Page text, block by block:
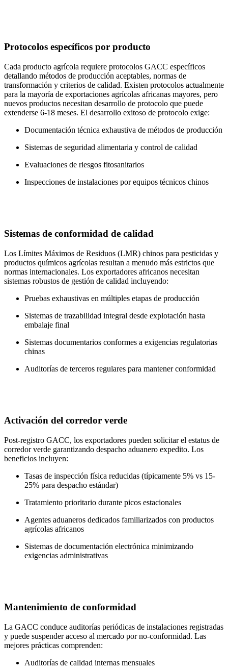
Protocolos específicos por producto
Cada producto agrícola requiere protocolos GACC específicos
detallando métodos de producción aceptables, normas de
transformación y criterios de calidad. Existen protocolos actualmente
para la mayoría de exportaciones agrícolas africanas mayores, pero
nuevos productos necesitan desarrollo de protocolo que puede
extenderse 6-18 meses. El desarrollo exitoso de protocolo exige:
Documentación técnica exhaustiva de métodos de producción
Sistemas de seguridad alimentaria y control de calidad
Evaluaciones de riesgos fitosanitarios
Inspecciones de instalaciones por equipos técnicos chinos
Sistemas de conformidad de calidad
Los Límites Máximos de Residuos (LMR) chinos para pesticidas y
productos químicos agrícolas resultan a menudo más estrictos que
normas internacionales. Los exportadores africanos necesitan
sistemas robustos de gestión de calidad incluyendo:
Pruebas exhaustivas en múltiples etapas de producción
Sistemas de trazabilidad integral desde explotación hasta
embalaje final
Sistemas documentarios conformes a exigencias regulatorias
chinas
Auditorías de terceros regulares para mantener conformidad
Activación del corredor verde
Post-registro GACC, los exportadores pueden solicitar el estatus de
corredor verde garantizando despacho aduanero expedito. Los
beneficios incluyen:
Tasas de inspección física reducidas (típicamente 5% vs 15-
25% para despacho estándar)
Tratamiento prioritario durante picos estacionales
Agentes aduaneros dedicados familiarizados con productos
agrícolas africanos
Sistemas de documentación electrónica minimizando
exigencias administrativas
Mantenimiento de conformidad
La GACC conduce auditorías periódicas de instalaciones registradas
y puede suspender acceso al mercado por no-conformidad. Las
mejores prácticas comprenden:
Auditorías de calidad internas mensuales